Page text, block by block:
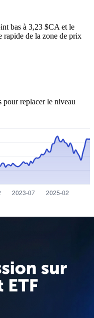
bas à 3,23 $CA et le
rapide de la zone de prix
pour replacer le niveau